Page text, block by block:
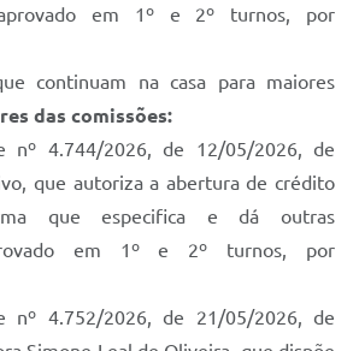
em 1º e 2º turnos, por
continuam na casa para maiores
das comissões:
nº 4.744/2026, de 12/05/2026, de
que autoriza a abertura de crédito
que especifica e dá outras
em 1º e 2º turnos, por
nº 4.752/2026, de 21/05/2026, de